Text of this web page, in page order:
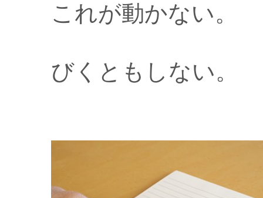
これが動かない。
びくともしない。